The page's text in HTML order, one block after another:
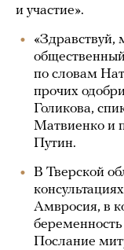
и участие».
«Здравствуй,
по словам
прочих
Голикова,
Матвиенко и
Путин.
В Тверской
Амвросия, в
Послание